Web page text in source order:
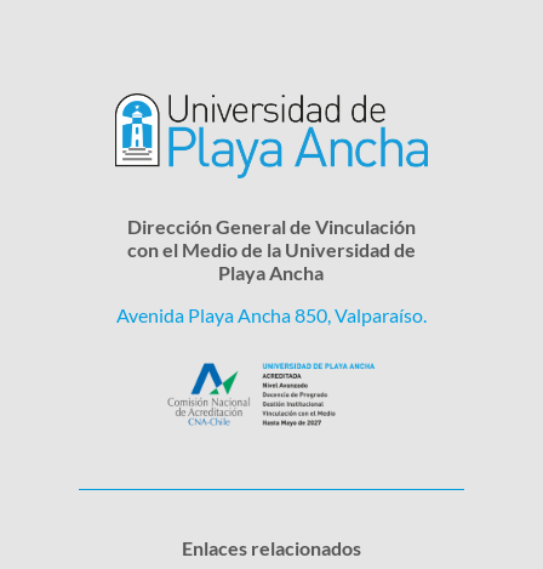
Dirección General de Vinculación
con el Medio de la Universidad de
Playa Ancha
Avenida Playa Ancha 850, Valparaíso.
Enlaces relacionados